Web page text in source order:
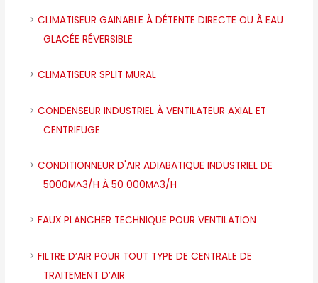
CLIMATISEUR GAINABLE À DÉTENTE DIRECTE OU À EAU
GLACÉE RÉVERSIBLE
CLIMATISEUR SPLIT MURAL
CONDENSEUR INDUSTRIEL À VENTILATEUR AXIAL ET
CENTRIFUGE
CONDITIONNEUR D'AIR ADIABATIQUE INDUSTRIEL DE
5000M^3/H À 50 000M^3/H
FAUX PLANCHER TECHNIQUE POUR VENTILATION
FILTRE D’AIR POUR TOUT TYPE DE CENTRALE DE
TRAITEMENT D’AIR